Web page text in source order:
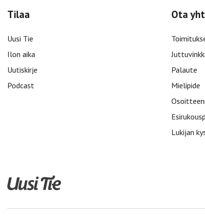
Tilaa
Uusi Tie
Ilon aika
Uutiskirje
Podcast
Ota
Juttuvinkki
Palaute
Mielipide
Lukijan